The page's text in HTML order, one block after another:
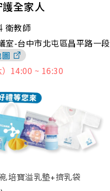
護全家人
衛教師
室-台中市北屯區昌平路一段
14:00 ~ 16:30
,培寶溢乳墊+擠乳袋